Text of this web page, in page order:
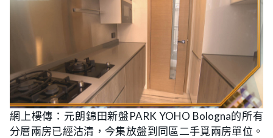
網上樓傳：元朗錦田新盤PARK YOHO Bologna的所有
分層兩房已經沽清，今集放盤到同區二手覓兩房單位。